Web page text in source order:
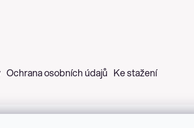
Ochrana osobních údajů Ke stažení